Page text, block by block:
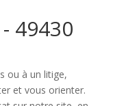
49430
ou à un litige,
et vous orienter.